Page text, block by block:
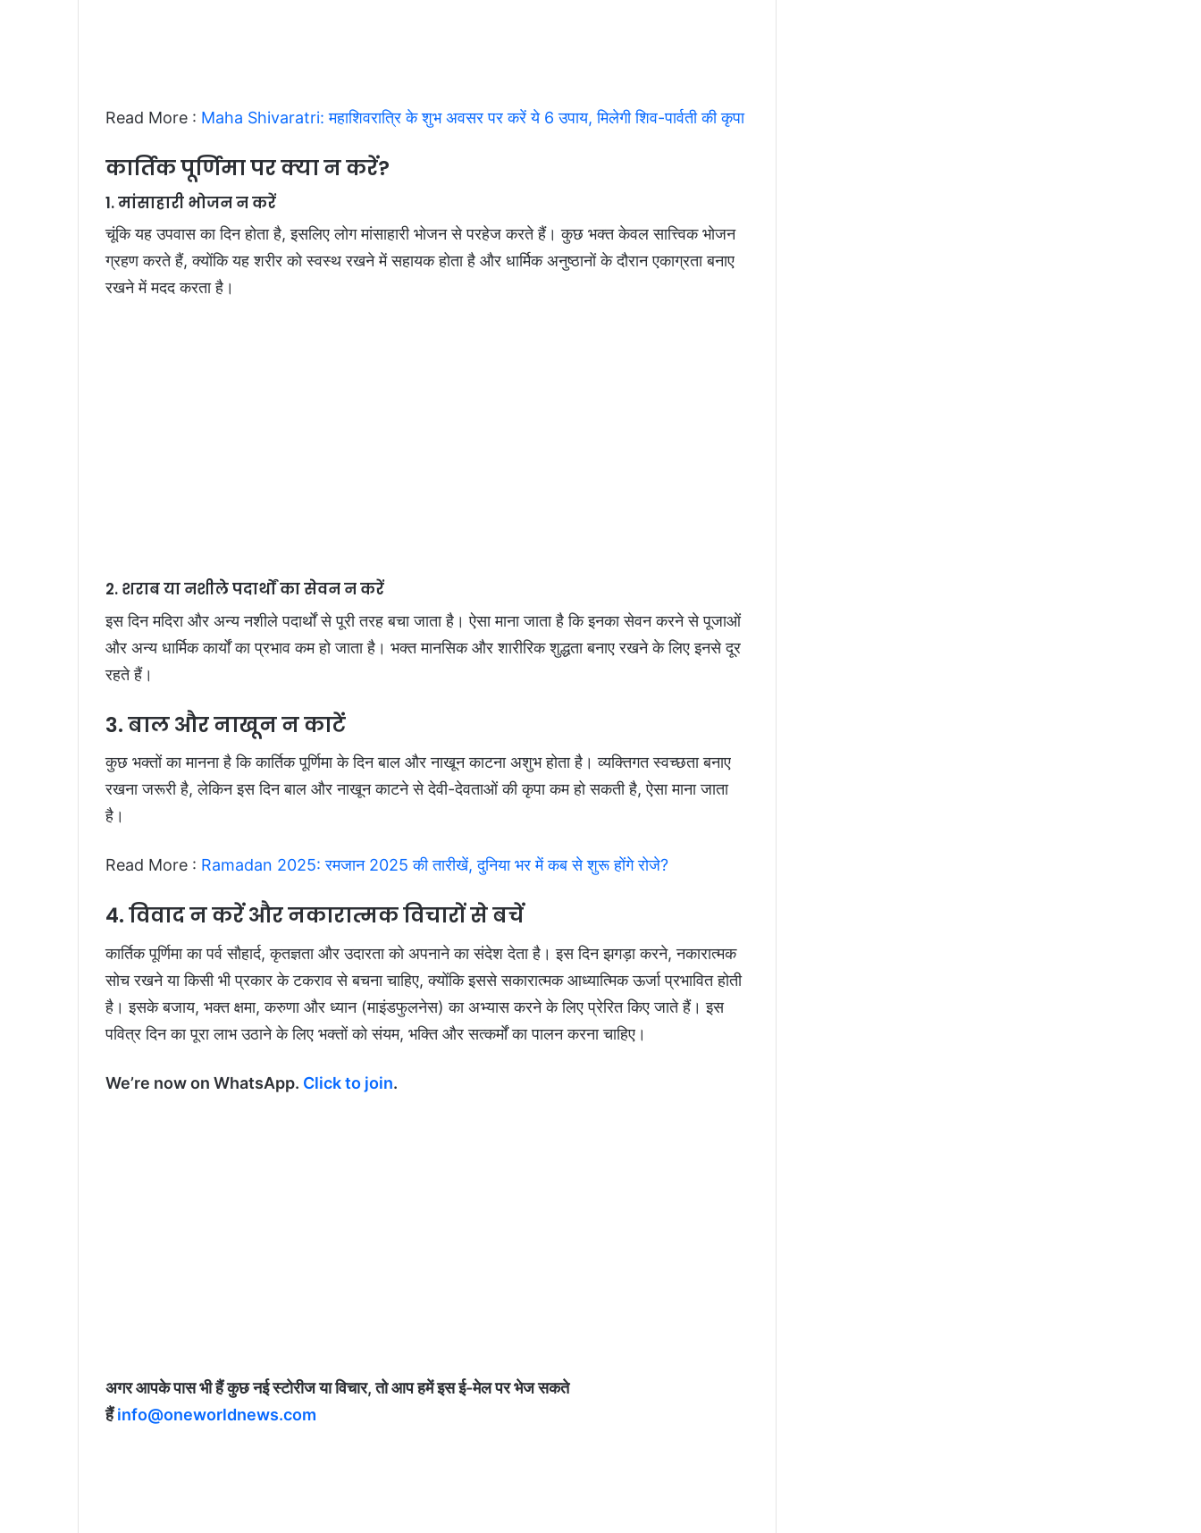
Read More : Maha Shivaratri: महाशिवरात्रि के शुभ अवसर पर करें ये 6 उपाय, मिलेगी शिव-पार्वती की कृपा
कार्तिक पूर्णिमा पर क्या न करें?
1. मांसाहारी भोजन न करें
चूंकि यह उपवास का दिन होता है, इसलिए लोग मांसाहारी भोजन से परहेज करते हैं। कुछ भक्त केवल सात्त्विक भोजन
ग्रहण करते हैं, क्योंकि यह शरीर को स्वस्थ रखने में सहायक होता है और धार्मिक अनुष्ठानों के दौरान एकाग्रता बनाए
रखने में मदद करता है।
2. शराब या नशीले पदार्थों का सेवन न करें
इस दिन मदिरा और अन्य नशीले पदार्थों से पूरी तरह बचा जाता है। ऐसा माना जाता है कि इनका सेवन करने से पूजाओं
और अन्य धार्मिक कार्यों का प्रभाव कम हो जाता है। भक्त मानसिक और शारीरिक शुद्धता बनाए रखने के लिए इनसे दूर
रहते हैं।
3. बाल और नाखून न काटें
कुछ भक्तों का मानना है कि कार्तिक पूर्णिमा के दिन बाल और नाखून काटना अशुभ होता है। व्यक्तिगत स्वच्छता बनाए
रखना जरूरी है, लेकिन इस दिन बाल और नाखून काटने से देवी-देवताओं की कृपा कम हो सकती है, ऐसा माना जाता
है।
Read More : Ramadan 2025: रमजान 2025 की तारीखें, दुनिया भर में कब से शुरू होंगे रोजे?
4. विवाद न करें और नकारात्मक विचारों से बचें
कार्तिक पूर्णिमा का पर्व सौहार्द, कृतज्ञता और उदारता को अपनाने का संदेश देता है। इस दिन झगड़ा करने, नकारात्मक
सोच रखने या किसी भी प्रकार के टकराव से बचना चाहिए, क्योंकि इससे सकारात्मक आध्यात्मिक ऊर्जा प्रभावित होती
है। इसके बजाय, भक्त क्षमा, करुणा और ध्यान (माइंडफुलनेस) का अभ्यास करने के लिए प्रेरित किए जाते हैं। इस
पवित्र दिन का पूरा लाभ उठाने के लिए भक्तों को संयम, भक्ति और सत्कर्मों का पालन करना चाहिए।
We’re now on WhatsApp. Click to join.
अगर आपके पास भी हैं कुछ नई स्टोरीज या विचार, तो आप हमें इस ई-मेल पर भेज सकते
हैंinfo@oneworldnews.com